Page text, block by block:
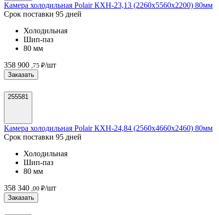
Камера холодильная Polair КХН-23,13 (2260х5560х2200) 80мм
Срок поставки 95 дней
Холодильная
Шип-паз
80 мм
358 900 ,75 ₽/шт
Заказать
255581
Камера холодильная Polair КХН-24,84 (2560х4660х2460) 80мм
Срок поставки 95 дней
Холодильная
Шип-паз
80 мм
358 340 ,00 ₽/шт
Заказать